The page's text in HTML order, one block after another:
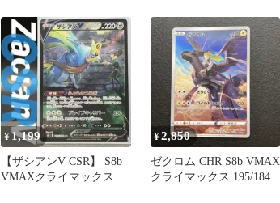
¥1,199
【ザシアンV CSR】 S8b
VMAXクライマックス
¥2,850
ゼクロム CHR S8b VMAX
クライマックス 195/184